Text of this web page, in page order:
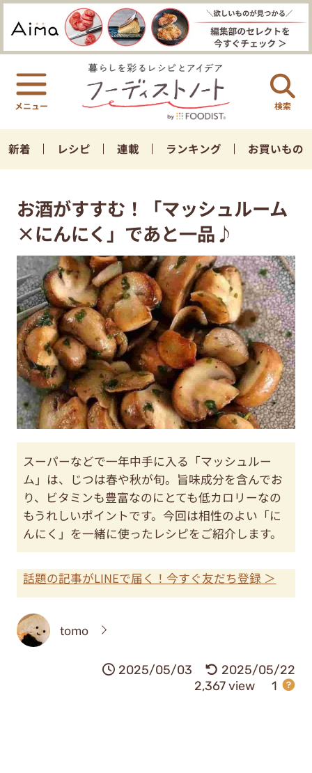
検索
新着 レシピ 連載 ランキング お買いもの
お酒がすすむ！「マッシュルーム
×にんにく」であと一品♪
スーパーなどで一年中手に入る「マッシュルー
ム」は、じつは春や秋が旬。旨味成分を含んでお
り、ビタミンも豊富なのにとても低カロリーなの
もうれしいポイントです。今回は相性のよい「に
んにく」を一緒に使ったレシピをご紹介します。
話題の記事がLINEで届く！今すぐ友だち登録 ＞
tomo
2025/05/03
2025/05/22
2,367 view
1